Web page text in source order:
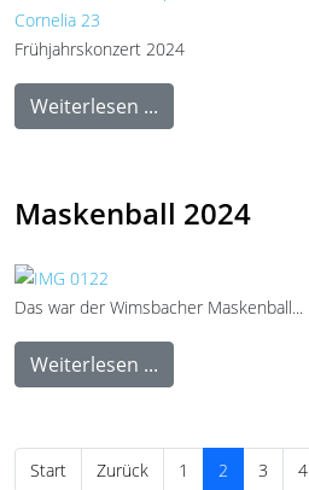
Frühjahrskonzert 2024
Weiterlesen ...
Maskenball 2024
Das war der Wimsbacher Maskenball...
Weiterlesen ...
Start Zurück 1 2 3 4